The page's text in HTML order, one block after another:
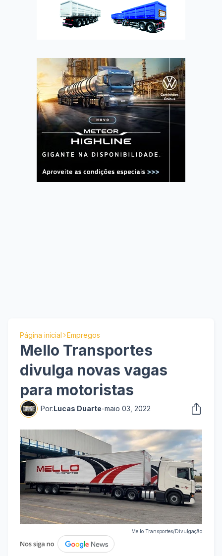
Página inicial Empregos
Mello Transportes
divulga novas vagas
para motoristas
Por:Lucas Duarte-maio 03, 2022
Mello Transportes/Divulgação